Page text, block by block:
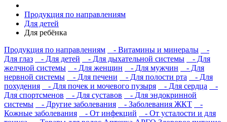
Продукция по направлениям
Для детей
Для ребёнка
Продукция по направлениям
- Витамины и минералы
-
Для глаз
- Для детей - Для дыхательной системы
- Для
желчной системы
- Для женщин - Для мужчин
- Для
нервной системы
- Для печени - Для полости рта
- Для
похудения
- Для почек и мочевого пузыря - Для сердца
-
Для спортсменов
- Для суставов
- Для эндокринной
системы
- Другие заболевания - Заболевания ЖКТ
-
Кожные заболевания
- От инфекций
- От усталости и для